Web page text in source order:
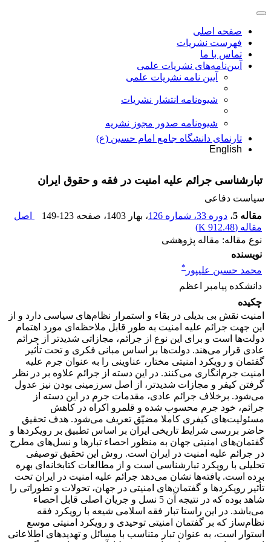
صفحه اصلی
فهرست نشریات
تماس با ما
آیین‌نامه‌های نشریات علمی
آیین نامه نشریات علمی
شیوه‌نامه انتشار نشریات
شیوهنامه صدور مجوز نشریه
تارنمای دانشگاه جامع امام حسین (ع)
English
تبارشناسی جرائم علیه امنیت در فقه و حقوق ایران
سیاست دفاعی
مقاله 5
، دوره 33، شماره 126 ، بهار 1403 ، صفحه 149-123
اصل
مقاله (912.48 K
)
نوع مقاله: مقاله پژوهشی
نویسنده
محمد حسین علیپور *
دانشکده پیامبر اعظم
چکیده
امنیت نقش بی بدیلی در بقاء و استمرار نظام‌های سیاسی دارد و از
این جهت جرائم علیه امنیت به طور قابل ملاحظه‌ای مورد اهتمام
دولت‌ها است و برای این نوع از جرائم، مجازاتی شدیدتر از جرائم
عادی قرار می‌هند. دولت‌ها بر اساس مبانی فکری و تحت تأثیر
گفتمان و رویکرد امنیتی مختار، عناوینی را به عنوان جرم علیه
امنیت جرم‌انگاری می‌کنند. در این دسته از جرائم علاوه بر در نظر
گرفتن کیفر و مجازات شدیدتر، از اصل سرزمینی بودن نیز عدول
می‌شود. برخلاف جرائم عادی، مقدمات جرم در این دسته از
جرائم، خود جرم محسوب شده و قلمرو اکراه در کاهش
مسئولیت‌های کیفری کاملا مضیّق تعریف می‌شود. هدف تحقیق
حاضر بررسی شرایط تاریخی ایران بر اساس تطبیق بر رویکرد‌ها و
گفتمان‌های امنیتی جهان به منظور احصاء تبارها و نسل‌های مطرح
در جرائم علیه امنیت در ایران است. روش این تحقیق توصیفی
تحلیلی با رویکرد تبارشناسی است و از مطالعات کتابخانه‌ای بهره
برده است. یافته‌ها نشان می‌دهد جرائم علیه امنیت در ایران تحت
تأثیر رویکردها و گفتمان‌های امنیتی در جهان، تحولات و تطوراتی را
شاهد بوده که در نتیجه آن 5 نسل و جریان اصلی قابل احصاء
می‌باشد. در این راستا تبار فقه اسلامی شیعه با رویکرد فقه
نظام‌ساز که بر گفتمان امنیتی توحیدی و رویکرد امنیتی موسع
استوار است، به عنوان تبار متناسب با مسائل و تهدیدهای اطلاعاتی